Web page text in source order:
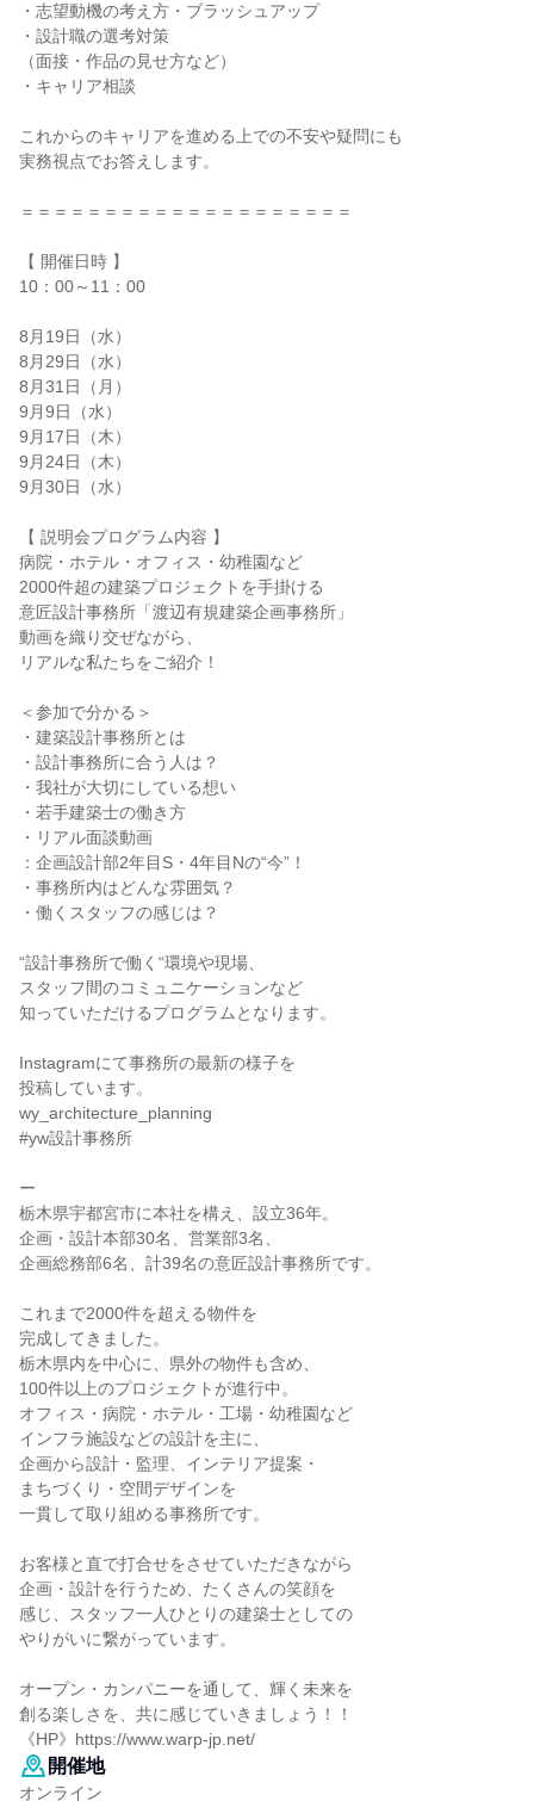
・志望動機の考え方・ブラッシュアップ
・設計職の選考対策
（面接・作品の見せ方など）
・キャリア相談
これからのキャリアを進める上での不安や疑問にも
実務視点でお答えします。
＝＝＝＝＝＝＝＝＝＝＝＝＝＝＝＝＝＝＝＝
【 開催日時 】
10：00～11：00
8月19日（水）
8月29日（水）
8月31日（月）
9月9日（水）
9月17日（木）
9月24日（木）
9月30日（水）
【 説明会プログラム内容 】
病院・ホテル・オフィス・幼稚園など
2000件超の建築プロジェクトを手掛ける
意匠設計事務所「渡辺有規建築企画事務所」
動画を織り交ぜながら、
リアルな私たちをご紹介！
＜参加で分かる＞
・建築設計事務所とは
・設計事務所に合う人は？
・我社が大切にしている想い
・若手建築士の働き方
・リアル面談動画
：企画設計部2年目S・4年目Nの“今”！
・事務所内はどんな雰囲気？
・働くスタッフの感じは？
“設計事務所で働く“環境や現場、
スタッフ間のコミュニケーションなど
知っていただけるプログラムとなります。
Instagramにて事務所の最新の様子を
投稿しています。
wy_architecture_planning
#yw設計事務所
ー
栃木県宇都宮市に本社を構え、設立36年。
企画・設計本部30名、営業部3名、
企画総務部6名、計39名の意匠設計事務所です。
これまで2000件を超える物件を
完成してきました。
栃木県内を中心に、県外の物件も含め、
100件以上のプロジェクトが進行中。
オフィス・病院・ホテル・工場・幼稚園など
インフラ施設などの設計を主に、
企画から設計・監理、インテリア提案・
まちづくり・空間デザインを
一貫して取り組める事務所です。
お客様と直で打合せをさせていただきながら
企画・設計を行うため、たくさんの笑顔を
感じ、スタッフ一人ひとりの建築士としての
やりがいに繋がっています。
オープン・カンパニーを通して、輝く未来を
創る楽しさを、共に感じていきましょう！！
《HP》https://www.warp-jp.net/
開催地
オンライン